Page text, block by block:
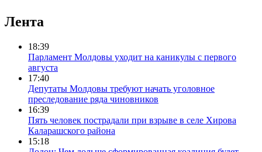
Лента
18:39
Парламент Молдовы уходит на каникулы с первого
августа
17:40
Депутаты Молдовы требуют начать уголовное
преследование ряда чиновников
16:39
Пять человек пострадали при взрыве в селе Хирова
Каларашского района
15:18